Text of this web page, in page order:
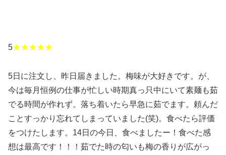
5★★★★★
5日に注文し、昨日届きました。梅味が大好きです。が、
今は毎月恒例の仕事が忙しい時期真っ只中にいて素麺も茹
でる時間が作れず。落ち着いたら早急に茹でます。頼んだ
ことすっかり忘れてしまっていました(笑)。食べたら評価
をつけたします。14日の今日、食べましたー！食べた感
想は最高です！！！茹でた時の匂いも梅の香りが広がっ